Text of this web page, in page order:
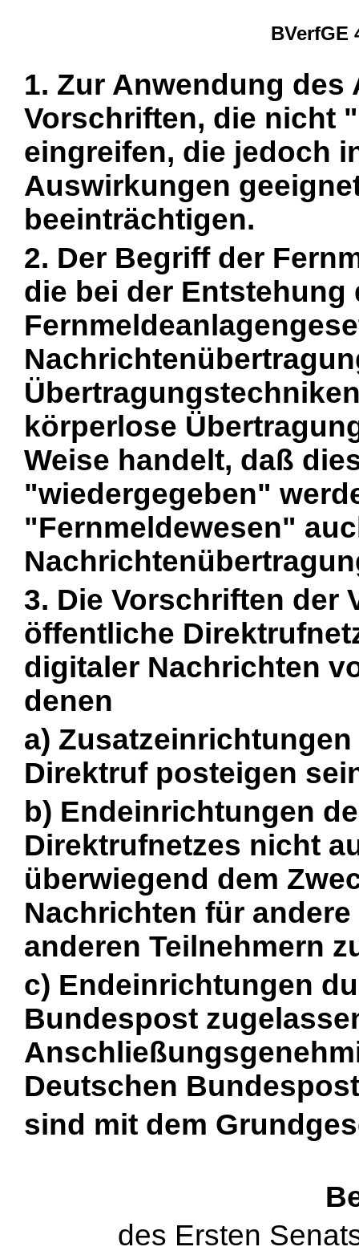
BVerfGE
1. Zur Anwendung des
Vorschriften, die nicht
eingreifen, die jedoch
Auswirkungen
beeinträchtigen.
2. Der Begriff der
die bei der Entstehung
körperlose
Weise handelt, daß
"wiedergegeben"
"Fernmeldewesen"
3. Die Vorschriften der
öffentliche
digitaler Nachrichten
denen
a)
Direktruf posteigen
b) Endeinrichtungen
Direktrufnetzes nicht
überwiegend dem
Nachrichten für
anderen Teilnehmern
c) Endeinrichtungen
Bundespost
Deutschen
sind mit dem
des Ersten